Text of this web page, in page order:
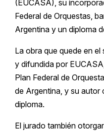
(EUCASA), su
Federal de Orquestas,
Argentina y un diploma
La obra que quede en
y difundida por
Plan Federal de
de Argentina, y su autor
diploma.
El jurado también